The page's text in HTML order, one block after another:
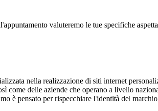
valuteremo le tue specifiche
nella realizzazione di siti internet
delle aziende che operano a livello
è pensato per rispecchiare l'identità del